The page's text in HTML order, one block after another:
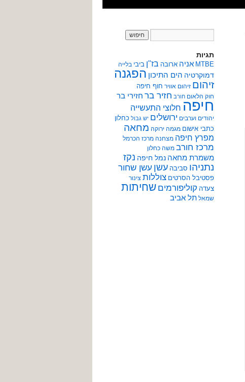
תגיות
MTBE אניה ארובה בז"ן ביבי בלייה
דמוקרטיה הים התיכון הפגנה
זיהום זיהום אוויר חוף חיפה
חוק הלאום חורב חזיר בר חזירי בר
חיפה חלוצי התעשייה
יהודים וערבים ירושלים יש גבול כחלון
כתבי אישום מגמה ירוקה מחאה
מפרץ חיפה מצחנה מרכז הכרמל
מרכז חורב משה כחלון
משמרת מחאה נמל חיפה נקז
נתניהו סביבה עשן עשן שחור
פסטיבל הסרטים צוללות צינור
צעדה קוליפורמים שחיתות
שמאל תל אביב